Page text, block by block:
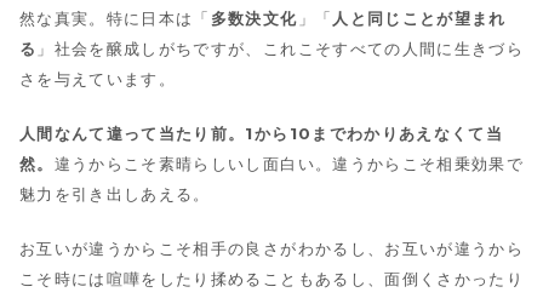
然な真実。特に日本は「 多数決文化 」「 人と同じことが望まれ
る 」社会を醸成しがちですが、これこそすべての人間に生きづら
さを与えています。
人間なんて違って当たり前。1から10までわかりあえなくて当
然。 違うからこそ素晴らしいし面白い。違うからこそ相乗効果で
魅力を引き出しあえる。
お互いが違うからこそ相手の良さがわかるし、お互いが違うから
こそ時には喧嘩をしたり揉めることもあるし、面倒くさかったり